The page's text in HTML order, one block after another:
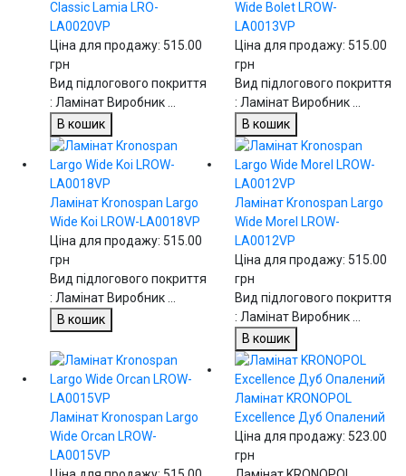
Classic Lamia LRO-
LA0020VP
Ціна для продажу: 515.00
грн
Вид підлогового покриття
: Ламінат Виробник ...
В кошик
Wide Bolet LROW-
LA0013VP
Ціна для продажу: 515.00
грн
Вид підлогового покриття
: Ламінат Виробник ...
В кошик
Ламінат Kronospan Largo
Wide Koi LROW-LA0018VP
Ціна для продажу: 515.00
грн
Вид підлогового покриття
: Ламінат Виробник ...
В кошик
Ламінат Kronospan Largo
Wide Morel LROW-
LA0012VP
Ціна для продажу: 515.00
грн
Вид підлогового покриття
: Ламінат Виробник ...
В кошик
Ламінат Kronospan Largo
Wide Orcan LROW-
LA0015VP
Ламінат KRONOPOL
Excellence Дуб Опалений
Ціна для продажу: 523.00
грн